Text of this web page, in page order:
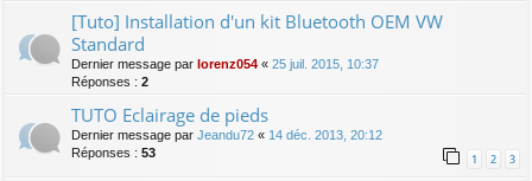
[Tuto] Installation d'un kit Bluetooth OEM VW
Standard
Dernier message par lorenz054 « 25 juil. 2015, 10:37
Réponses : 2
TUTO Eclairage de pieds
Dernier message par Jeandu72 « 14 déc. 2013, 20:12
Réponses : 53 1 2 3